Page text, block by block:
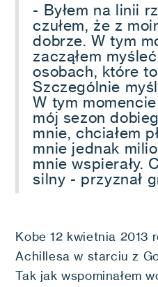
- Byłem na linii
czułem, że z
dobrze. W tym
zacząłem
osobach, które
Szczególnie
W tym
mój sezon
mnie, chciałem
mnie jednak
mnie wspierały.
silny - przyznał
Kobe 12 kwietnia 2013
Achillesa w starciu z
Tak jak wspominałem